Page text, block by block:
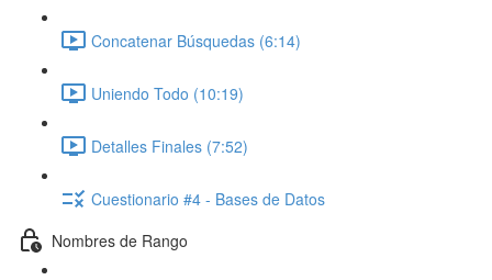
Concatenar Búsquedas (6:14)
Uniendo Todo (10:19)
Detalles Finales (7:52)
Cuestionario #4 - Bases de Datos
Nombres de Rango